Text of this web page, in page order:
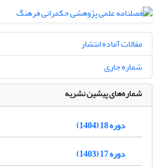
مقالات آماده انتشار
شماره جاری
شماره‌های پیشین نشریه
دوره 18 (1404)
دوره 17 (1403)